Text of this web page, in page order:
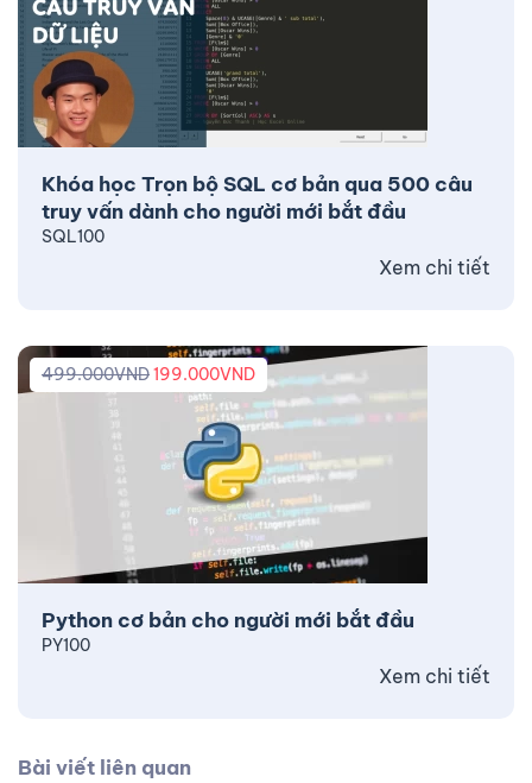
Khóa học Trọn bộ SQL cơ bản qua 500 câu
truy vấn dành cho người mới bắt đầu
SQL100
Xem chi tiết
Python cơ bản cho người mới bắt đầu
499.000VND199.000VND
PY100
Xem chi tiết
Bài viết liên quan